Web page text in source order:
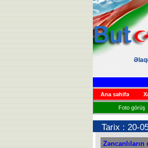
Ana səhifə
Foto görüş
Tarix : 20-